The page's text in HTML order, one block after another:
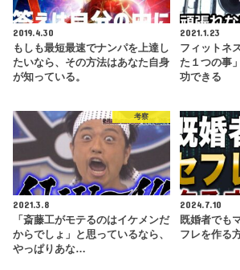
2019.4.30
もしも最短最速でナンパを上達し
たいなら、その方法はあなた自身
が知っている。
2021.1.23
フィットネ
た１つの事
功できる
考察
2021.3.8
「斎藤工がモテるのはイケメンだ
からでしょ」と思っているなら、
やっぱりあな…
2024.7.10
既婚者でも
フレを作る